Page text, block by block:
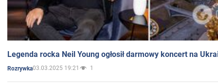
Legenda rocka Neil Young ogłosił darmowy koncert na
Rozrywka03.03.2025 19:21 1